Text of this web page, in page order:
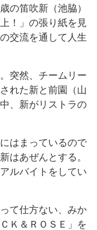
の笛吹新（池脇）
！」の張り紙を見
交流を通して人生
突然、チームリー
れた新と前園（山
、新がリストラの
はまっているので
はあぜんとする。
ルバイトをしてい
て仕方ない、みか
Ｋ＆ＲＯＳＥ」を